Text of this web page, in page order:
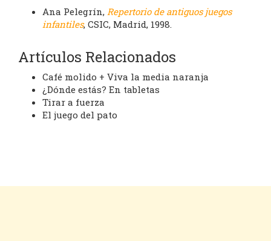
Ana Pelegrín, Repertorio de antiguos juegos
infantiles, CSIC, Madrid, 1998.
Artículos Relacionados
Café molido + Viva la media naranja
¿Dónde estás? En tabletas
Tirar a fuerza
El juego del pato